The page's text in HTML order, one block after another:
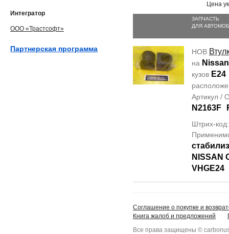
Цена
ЗАПЧАСТЬ
ДЛЯ
НОВ
на
кузов E24
Артикул /
N2163F
Штрих-
NISSAN
VHGE24
Интегратор
ООО «Трастсофт»
Партнерская программа
Соглашение о покупке и
Книга жалоб и предложений
Все права защищены ©